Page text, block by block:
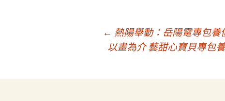
← 熱陽舉動：岳陽電專包
以畫為介 藝甜心寶貝專包